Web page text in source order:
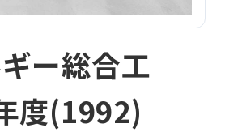
ー総合工
度(1992)